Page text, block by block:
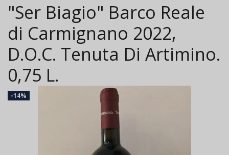
"Ser Biagio" Barco Reale
di Carmignano 2022,
D.O.C. Tenuta Di Artimino.
0,75 L.
-14%